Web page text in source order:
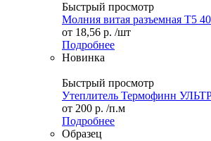
Быстрый просмотр
Молния витая разъемная Т5
от 18,56 р. /шт
Подробнее
Новинка
Быстрый просмотр
Утеплитель Термофинн
от 200 р. /п.м
Подробнее
Образец